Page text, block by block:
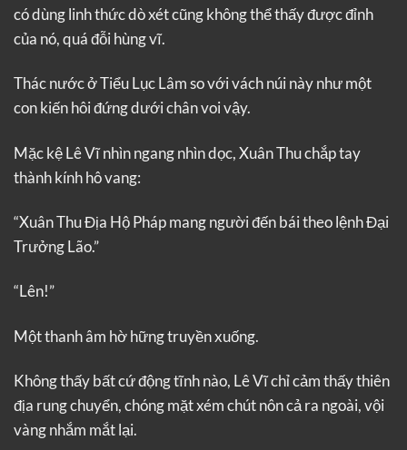
có dùng linh thức dò xét cũng không thể thấy được đỉnh
của nó, quá đỗi hùng vĩ.
Thác nước ở Tiểu Lục Lâm so với vách núi này như một
con kiến hôi đứng dưới chân voi vậy.
Mặc kệ Lê Vĩ nhìn ngang nhìn dọc, Xuân Thu chắp tay
thành kính hô vang:
“Xuân Thu Địa Hộ Pháp mang người đến bái theo lệnh Đại
Trưởng Lão.”
“Lên!”
Một thanh âm hờ hững truyền xuống.
Không thấy bất cứ động tĩnh nào, Lê Vĩ chỉ cảm thấy thiên
địa rung chuyển, chóng mặt xém chút nôn cả ra ngoài, vội
vàng nhắm mắt lại.